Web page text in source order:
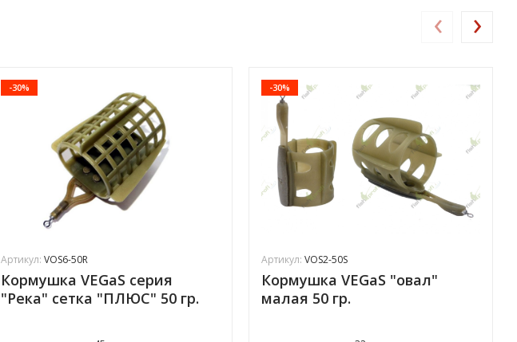
-30%
Артикул: VOS6-50R
Кормушка VEGaS серия
"Река" сетка "ПЛЮС" 50 гр.
-30%
Артикул: VOS2-50S
Кормушка VEGaS "овал"
малая 50 гр.
‹ ›